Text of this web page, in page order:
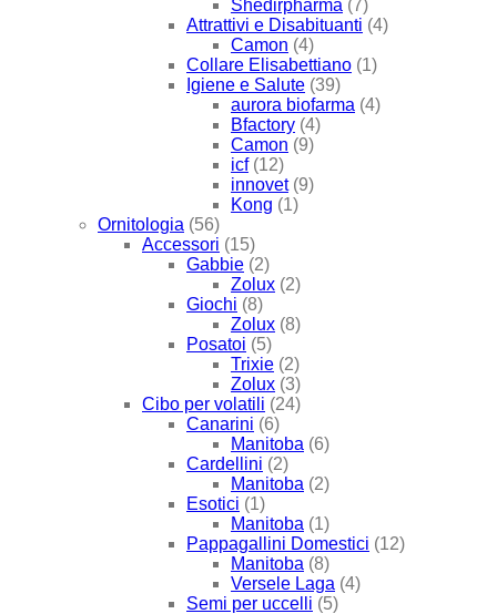
Shedirpharma (7)
Attrattivi e Disabituanti (4)
Camon (4)
Collare Elisabettiano (1)
Igiene e Salute (39)
aurora biofarma (4)
Bfactory (4)
Camon (9)
icf (12)
innovet (9)
Kong (1)
Ornitologia (56)
Accessori (15)
Gabbie (2)
Zolux (2)
Giochi (8)
Zolux (8)
Posatoi (5)
Trixie (2)
Zolux (3)
Cibo per volatili (24)
Canarini (6)
Manitoba (6)
Cardellini (2)
Manitoba (2)
Esotici (1)
Manitoba (1)
Pappagallini Domestici (12)
Manitoba (8)
Versele Laga (4)
Semi per uccelli (5)